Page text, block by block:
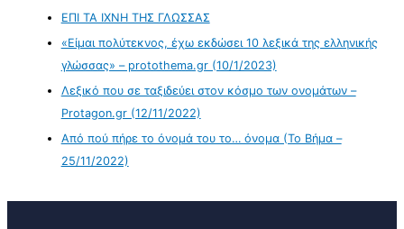
ΕΠΙ ΤΑ ΙΧΝΗ ΤΗΣ ΓΛΩΣΣΑΣ
«Είμαι πολύτεκνος, έχω εκδώσει 10 λεξικά της ελληνικής
γλώσσας» – protothema.gr (10/1/2023)
Λεξικό που σε ταξιδεύει στον κόσμο των ονομάτων –
Protagon.gr (12/11/2022)
Από πού πήρε το όνομά του το… όνομα (Το Βήμα –
25/11/2022)